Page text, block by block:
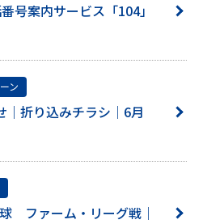
号案内サービス「104」
ン
｜折り込みチラシ｜6月
ファーム・リーグ戦｜